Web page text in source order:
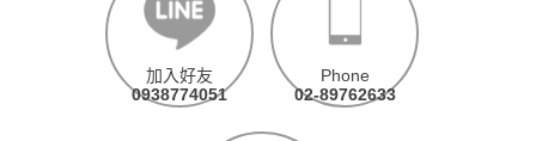
加入好友
0938774051
Phone
02-89762633